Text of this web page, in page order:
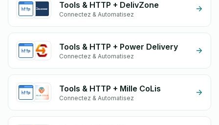
Tools & HTTP + DelivZone
Connectez & Automatisez
Tools & HTTP + Power Delivery
Connectez & Automatisez
Tools & HTTP + Mille CoLis
Connectez & Automatisez